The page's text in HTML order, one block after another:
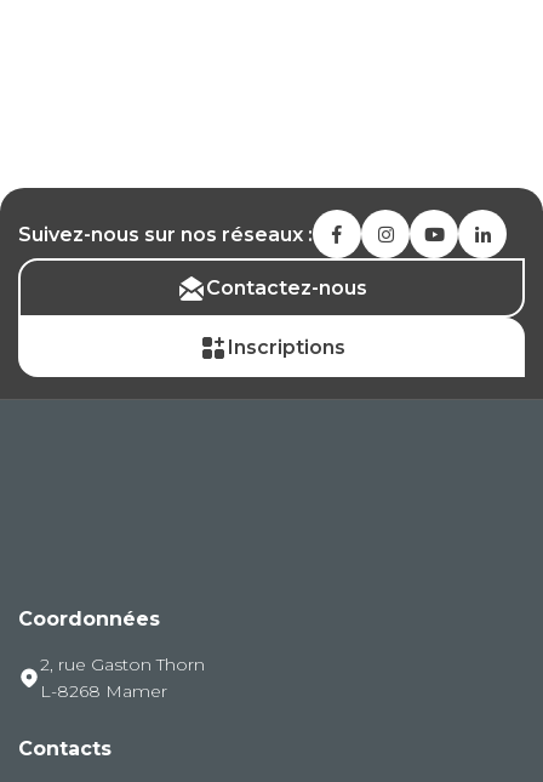
Suivez-nous sur nos réseaux :
Contactez-nous
Inscriptions
Coordonnées
2, rue Gaston Thorn
L-8268 Mamer
Contacts